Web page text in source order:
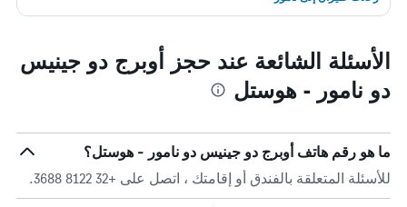
الأسئلة الشائعة عند حجز أوبرج دو جينيس
دو نامور - هوستل
ما هو رقم هاتف أوبرج دو جينيس دو نامور - هوستل؟
للأسئلة المتعلقة بالفندق أو إقامتك ، اتصل على +32 8122 3688.